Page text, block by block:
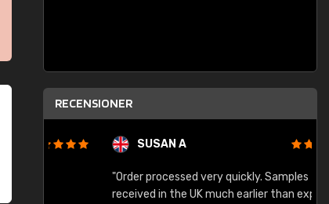
RECENSIONER
SUSAN A
"Order processed very quickly. Samples
received in the UK much earlier than expected.